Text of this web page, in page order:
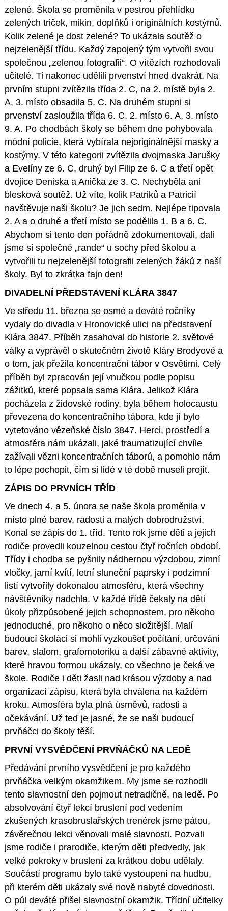
zelené. Škola se proměnila v pestrou přehlídku
zelených triček, mikin, doplňků i originálních kostýmů.
Kolik zelené je dost zelené? To ukázala soutěž o
nejzelenější třídu. Každý zapojený tým vytvořil svou
společnou „zelenou fotografii“. O vítězích rozhodovali
učitelé. Ti nakonec udělili prvenství hned dvakrát. Na
prvním stupni zvítězila třída 2. C, na 2. místě byla 2.
A, 3. místo obsadila 5. C. Na druhém stupni si
prvenství zasloužila třída 6. C, 2. místo 6. A, 3. místo
9. A. Po chodbách školy se během dne pohybovala
módní policie, která vybírala nejoriginálnější masky a
kostýmy. V této kategorii zvítězila dvojmaska Jarušky
a Evelíny ze 6. C, druhý byl Filip ze 6. C a třetí opět
dvojice Deniska a Anička ze 3. C. Nechyběla ani
blesková soutěž. Už víte, kolik Patriků a Patricií
navštěvuje naši školu? Je jich sedm. Nejlépe tipovala
2. A a o druhé a třetí místo se podělila 1. B a 6. C.
Abychom si tento den pořádně zdokumentovali, dali
jsme si společné „rande“ u sochy před školou a
vytvořili tu nejzelenější fotografii zelených žáků z naší
školy. Byl to zkrátka fajn den!
DIVADELNÍ PŘEDSTAVENÍ KLÁRA 3847
Ve středu 11. března se osmé a deváté ročníky
vydaly do divadla v Hronovické ulici na představení
Klára 3847. Příběh zasahoval do historie 2. světové
války a vyprávěl o skutečném životě Kláry Brodyové a
o tom, jak přežila koncentrační tábor v Osvětimi. Celý
příběh byl zpracován její vnučkou podle popisu
zážitků, které popsala sama Klára. Jelikož Klára
pocházela z židovské rodiny, byla během holocaustu
převezena do koncentračního tábora, kde jí bylo
vytetováno vězeňské číslo 3847. Herci, prostředí a
atmosféra nám ukázali, jaké traumatizující chvíle
zažívali vězni koncentračních táborů, a pomohlo nám
to lépe pochopit, čím si lidé v té době museli projít.
ZÁPIS DO PRVNÍCH TŘÍD
Ve dnech 4. a 5. února se naše škola proměnila v
místo plné barev, radosti a malých dobrodružství.
Konal se zápis do 1. tříd. Tento rok jsme děti a jejich
rodiče provedli kouzelnou cestou čtyř ročních období.
Třídy i chodba se pyšnily nádhernou výzdobou, zimní
vločky, jarní kvítí, letní sluneční paprsky i podzimní
listí vytvořily dokonalou atmosféru, která všechny
návštěvníky nadchla. V každé třídě čekaly na děti
úkoly přizpůsobené jejich schopnostem, pro někoho
jednoduché, pro někoho o něco složitější. Malí
budoucí školáci si mohli vyzkoušet počítání, určování
barev, slalom, grafomotoriku a další zábavné aktivity,
které hravou formou ukázaly, co všechno je čeká ve
škole. Rodiče i děti žasli nad krásou výzdoby a nad
organizací zápisu, která byla chválena na každém
kroku. Atmosféra byla plná úsměvů, radosti a
očekávání. Už teď je jasné, že se naši budoucí
prvňáčci do školy těší.
PRVNÍ VYSVĚDČENÍ PRVŇÁČKŮ NA LEDĚ
Předávání prvního vysvědčení je pro každého
prvňáčka velkým okamžikem. My jsme se rozhodli
tento slavnostní den pojmout netradičně, na ledě. Po
absolvování čtyř lekcí bruslení pod vedením
zkušených krasobruslařských trenérek jsme pátou,
závěrečnou lekci věnovali malé slavnosti. Pozvali
jsme rodiče i prarodiče, kterým děti předvedly, jak
velké pokroky v bruslení za krátkou dobu udělaly.
Součástí programu bylo také vystoupení na hudbu,
při kterém děti ukázaly své nově nabyté dovednosti.
O půl deváté přišel slavnostní okamžik. Třídní učitelky